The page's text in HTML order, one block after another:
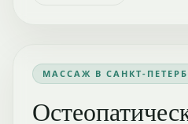
МАССАЖ В САНКТ-